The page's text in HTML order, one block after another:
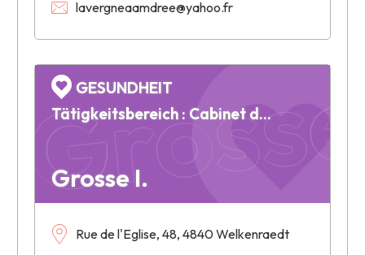
lavergneaamdree@yahoo.fr
Grosse I.
GESUNDHEIT
Tätigkeitsbereich : Cabinet dentaire
Rue de l'Eglise, 48, 4840 Welkenraedt